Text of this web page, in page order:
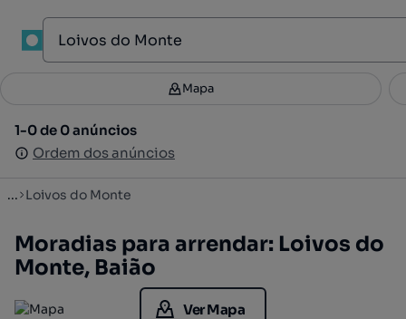
Filtros 3
1-0 de 0 anúncios
Ordem dos anúncios
Mapa
1-0 de 0 anúncios
Ordem dos anúncios
... Loivos do Monte
Moradias para arrendar: Loivos do
Monte, Baião
Ver Mapa